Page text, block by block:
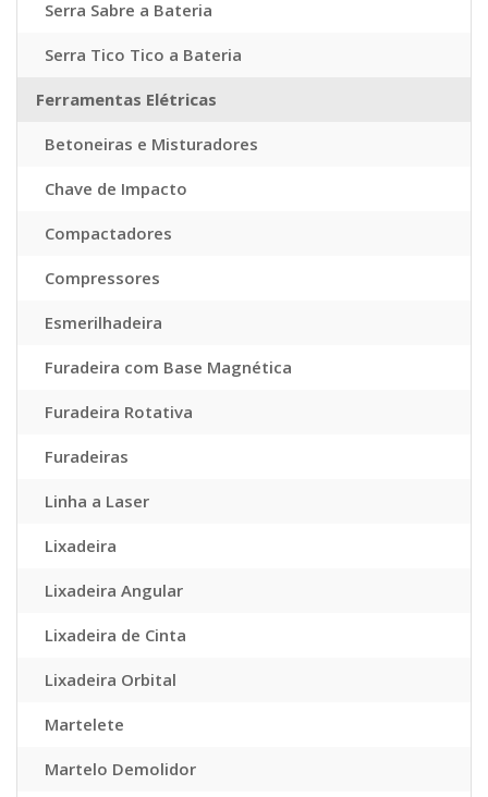
Serra Sabre a Bateria
Serra Tico Tico a Bateria
Ferramentas Elétricas
Betoneiras e Misturadores
Chave de Impacto
Compactadores
Compressores
Esmerilhadeira
Furadeira com Base Magnética
Furadeira Rotativa
Furadeiras
Linha a Laser
Lixadeira
Lixadeira Angular
Lixadeira de Cinta
Lixadeira Orbital
Martelete
Martelo Demolidor